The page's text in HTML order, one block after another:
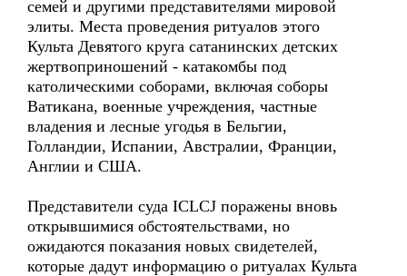
семей и другими представителями мировой
элиты. Места проведения ритуалов этого
Культа Девятого круга сатанинских детских
жертвоприношений - катакомбы под
католическими соборами, включая соборы
Ватикана, военные учреждения, частные
владения и лесные угодья в Бельгии,
Голландии, Испании, Австралии, Франции,
Англии и США.
Представители суда ICLCJ поражены вновь
открывшимися обстоятельствами, но
ожидаются показания новых свидетелей,
которые дадут информацию о ритуалах Культа